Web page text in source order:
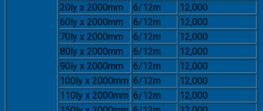
20ly x 2000mm
6/12m
12,000
60ly x 2000mm
6/12m
12,000
70ly x 2000mm
6/12m
12,000
80ly x 2000mm
6/12m
12,000
90ly x 2000mm
6/12m
12,000
100ly x 2000mm 6/12m
12,000
110ly x 2000mm 6/12m
12,000